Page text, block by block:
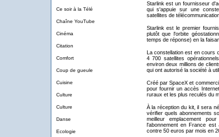
Ce soir à la Télé
Chaîne YouTube
Cinéma
Citation
Comfort
Coup de gueule
Cuisine
Culture
Culture
Danse
Ecologie
Starlink est un fournisseur
qui s'appuie sur une
satellites de
Starlink est le premier
plutôt que l'orbite
temps de réponse) en la
La constellation est en cours
4 700 satellites
environ deux millions de
qui ont autorisé la société à
Créé par SpaceX et
pour fournir un accès
ruraux et les plus reculés du
À la réception du kit, il sera
vérifier quels abonnements
meilleur emplacement
l'abonnement en France
contre 50 euros par mois en